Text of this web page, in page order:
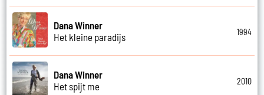
Dana Winner
Het kleine paradijs
1994
Dana Winner
Het spijt me
2010